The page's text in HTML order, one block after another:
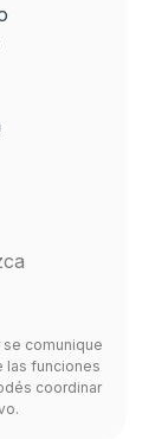
comunique
las funciones
coordinar